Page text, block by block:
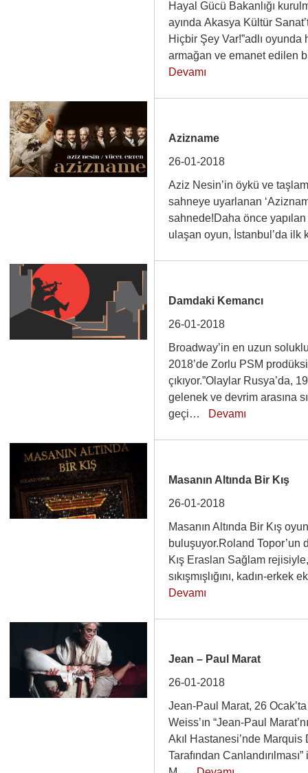
Hayal Gücü Bakanlığı
ayında Akasya Kültür
Hiçbir Şey Var!”adlı
armağan ve emanet edilen
Devamı
Azizname
26-01-2018
Aziz Nesin’in öykü ve
sahneye uyarlanan
sahnede!Daha önce
ulaşan oyun, İstanbul’da
Damdaki Kemancı
26-01-2018
Broadway’in en uzun
2018’de Zorlu PSM
çıkıyor.”Olaylar Rusya’da,
gelenek ve devrim arasına
geçi… Devamı
Masanın Altında Bir Kış
26-01-2018
Masanın Altında Bir Kış
buluşuyor.Roland Topor’un
Kış Eraslan Sağlam
sıkışmışlığını, kadın-
Devamı
Jean – Paul Marat
26-01-2018
Jean-Paul Marat, 26
Weiss’ın “Jean-Paul
Akıl Hastanesi’nde
Tarafından